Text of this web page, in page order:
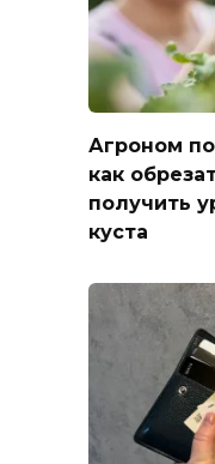
Агроном
как
получить
куста